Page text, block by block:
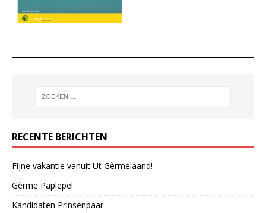
RECENTE BERICHTEN
Fijne vakantie vanuit Ut Gèrmelaand!
Gèrme Paplepel
Kandidaten Prinsenpaar